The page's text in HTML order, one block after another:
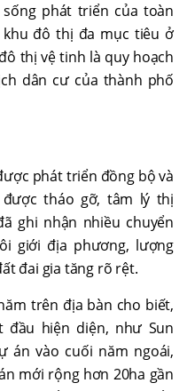
phát triển của toàn
khu đô thị đa mục tiêu ở
thị vệ tinh là quy hoạch
dân cư của thành phố
phát triển đồng bộ và
tháo gỡ, tâm lý thị
ghi nhận nhiều chuyển
giới địa phương, lượng
đai gia tăng rõ rệt.
trên địa bàn cho biết,
hiện diện, như Sun
án vào cuối năm ngoái,
mới rộng hơn 20ha gần